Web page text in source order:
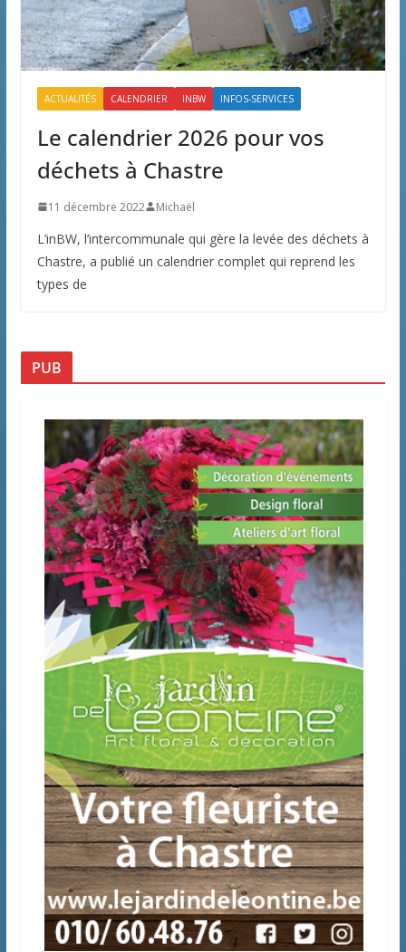
ACTUALITÉS CALENDRIER INBW INFOS-SERVICES
Le calendrier 2026 pour vos
déchets à Chastre
11 décembre 2022 Michaël
L’inBW, l’intercommunale qui gère la levée des déchets à
Chastre, a publié un calendrier complet qui reprend les
types de
PUB